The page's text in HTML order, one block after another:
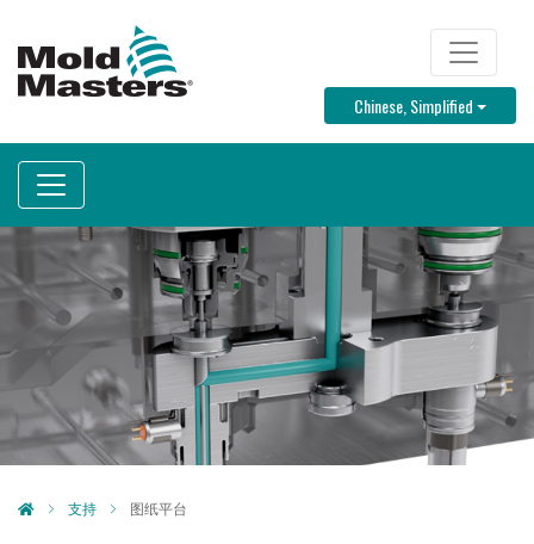
要
TOP MENU
Chinese, SimplifiedToggle
支持 图纸平台